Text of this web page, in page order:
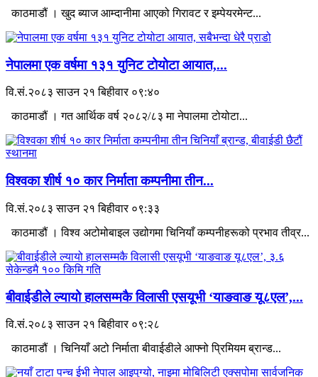
काठमाडौं । खुद ब्याज आम्दानीमा आएको गिरावट र इम्पेयरमेन्ट...
नेपालमा एक वर्षमा १३१ युनिट टोयोटा आयात,...
वि.सं.२०८३ साउन २१ बिहीवार ०९:४०
काठमाडौं । गत आर्थिक वर्ष २०८२/८३ मा नेपालमा टोयोटा...
विश्वका शीर्ष १० कार निर्माता कम्पनीमा तीन...
वि.सं.२०८३ साउन २१ बिहीवार ०९:३३
काठमाडौं । विश्व अटोमोबाइल उद्योगमा चिनियाँ कम्पनीहरूको प्रभाव तीव्र...
बीवाईडीले ल्यायो हालसम्मकै विलासी एसयूभी ‘याङवाङ यू८एल’,...
वि.सं.२०८३ साउन २१ बिहीवार ०९:२८
काठमाडौं । चिनियाँ अटो निर्माता बीवाईडीले आफ्नो प्रिमियम ब्रान्ड...